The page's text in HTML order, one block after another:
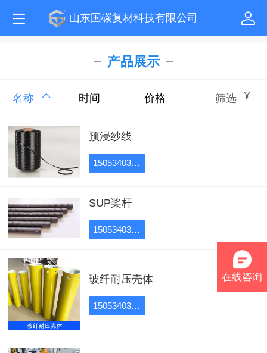
山东国碳复材科技有限公司
产品展示
名称 时间 价格 筛选
预浸纱线
15053403351
SUP桨杆
15053403351
玻纤耐压壳体
15053403351
在线咨询